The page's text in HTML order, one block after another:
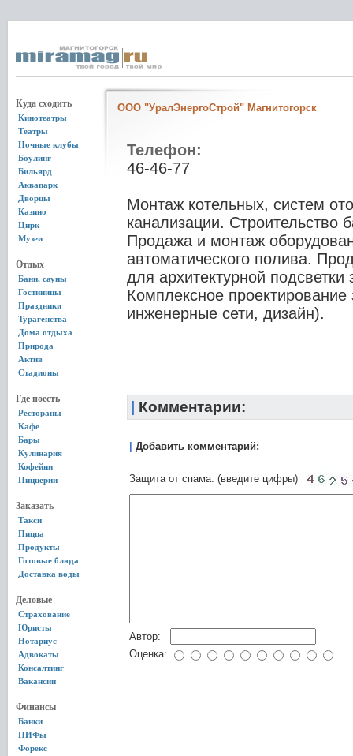
Куда сходить
Кинотеатры
Театры
Ночные клубы
Боулинг
Бильярд
Аквапарк
Дворцы
Казино
Цирк
Музеи
Отдых
Бани, сауны
Гостиницы
Праздники
Турагенства
Дома отдыха
Природа
Актив
Стадионы
Где поесть
Рестораны
Кафе
Бары
Кулинария
Кофейни
Пиццерии
Заказать
Такси
Пицца
Продукты
Готовые блюда
Доставка воды
Деловые
Страхование
Юристы
Нотариус
Адвокаты
Консалтинг
Вакансии
Финансы
Банки
ПИФы
Форекс
ООО "УралЭнергоСтрой" Магнитогорск
Телефон:
46-46-77
Монтаж котельных, систем
канализации. Строительство
Продажа и монтаж
автоматического полива.
для архитектурной подсветки
Комплексное проектирование
инженерные сети, дизайн).
Комментарии:
Добавить комментарий:
Защита от спама: (введите цифры)
Автор:
Оценка: